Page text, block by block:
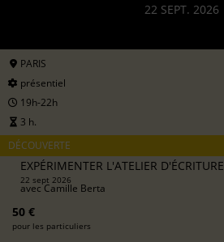
22 SEPT. 2026
PARIS
présentiel
19h-22h
3 h.
DÉCOUVERTE
EXPÉRIMENTER L'ATELIER D'ÉCRITURE
22 sept 2026
avecCamille Berta
50 €
pour les particuliers